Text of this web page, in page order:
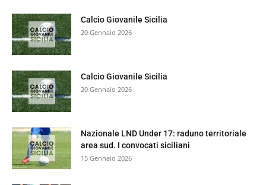
Calcio Giovanile Sicilia
20 Gennaio 2026
Calcio Giovanile Sicilia
20 Gennaio 2026
Nazionale LND Under 17: raduno territoriale
area sud. I convocati siciliani
15 Gennaio 2026